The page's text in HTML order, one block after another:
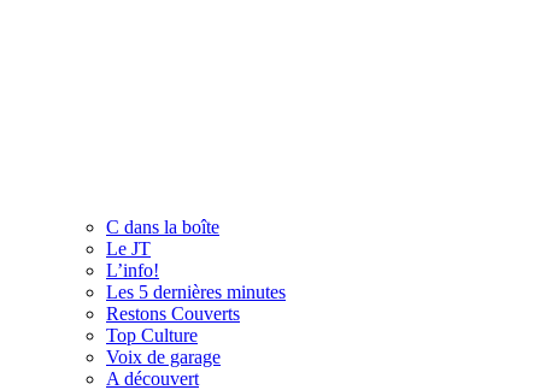
C dans la boîte
Le JT
L’info!
Les 5 dernières minutes
Restons Couverts
Top Culture
Voix de garage
A découvert